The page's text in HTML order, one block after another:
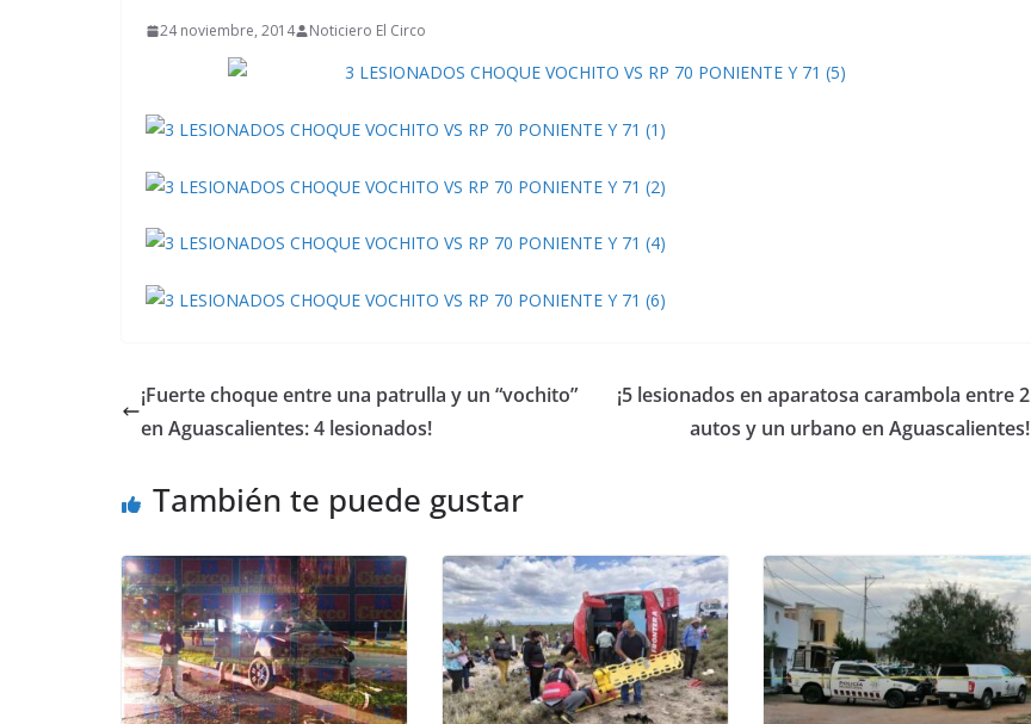
24 noviembre, 2014 Noticiero El Circo
¡Fuerte choque entre una patrulla y un “vochito”
en Aguascalientes: 4 lesionados!
¡5 lesionados en aparatosa carambola entre 2
autos y un urbano en Aguascalientes!
También te puede gustar